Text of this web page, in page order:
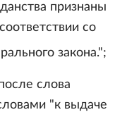
признаны
со
закона.";
слова
"к выдаче